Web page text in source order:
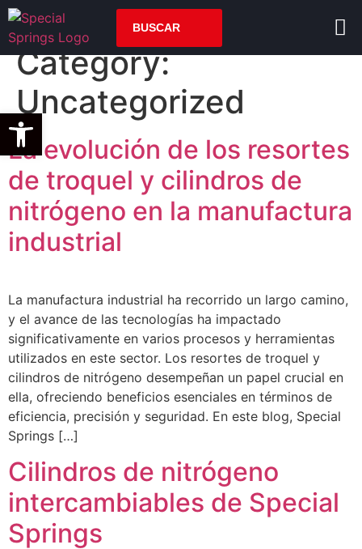
Category:
Uncategorized
La evolución de los resortes
de troquel y cilindros de
nitrógeno en la manufactura
industrial
La manufactura industrial ha recorrido un largo camino,
y el avance de las tecnologías ha impactado
significativamente en varios procesos y herramientas
utilizados en este sector. Los resortes de troquel y
cilindros de nitrógeno desempeñan un papel crucial en
ella, ofreciendo beneficios esenciales en términos de
eficiencia, precisión y seguridad. En este blog, Special
Springs […]
Cilindros de nitrógeno
intercambiables de Special
Springs
Open toolbar